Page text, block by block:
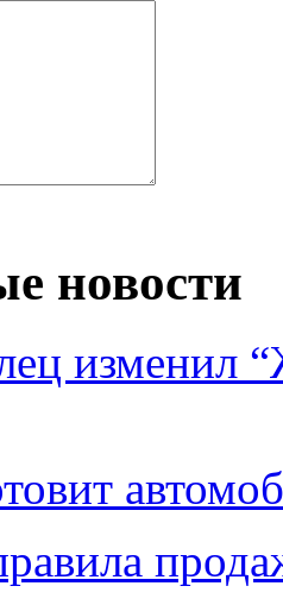
новости
изменил